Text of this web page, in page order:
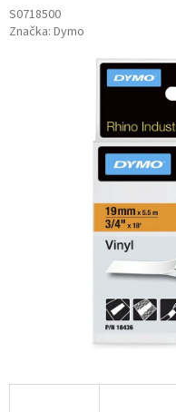
S0718500
Značka: Dymo